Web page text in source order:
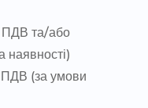
ПДВ та/або
наявності)
ПДВ (за умови